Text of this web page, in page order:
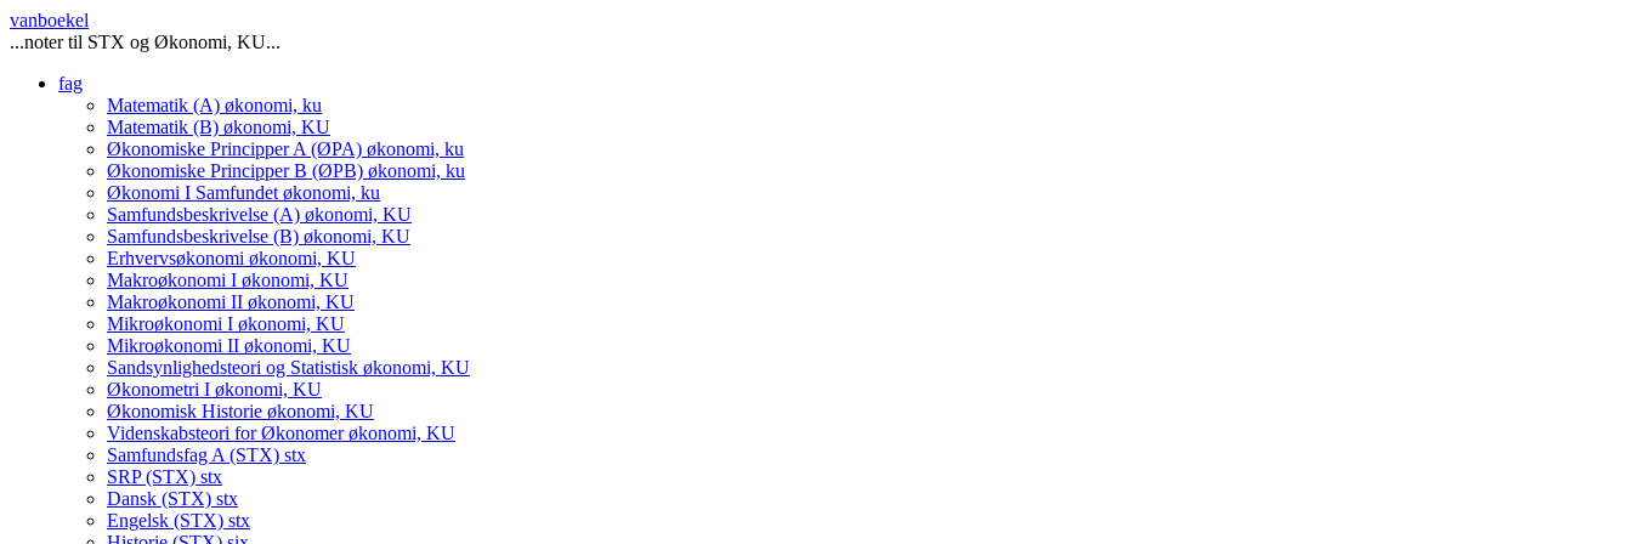
vanboekel
...noter til STX og Økonomi, KU...
fag
Matematik (A) økonomi, ku
Matematik (B) økonomi, KU
Økonomiske Principper A (ØPA) økonomi, ku
Økonomiske Principper B (ØPB) økonomi, ku
Økonomi I Samfundet økonomi, ku
Samfundsbeskrivelse (A) økonomi, KU
Samfundsbeskrivelse (B) økonomi, KU
Erhvervsøkonomi økonomi, KU
Makroøkonomi I økonomi, KU
Makroøkonomi II økonomi, KU
Mikroøkonomi I økonomi, KU
Mikroøkonomi II økonomi, KU
Sandsynlighedsteori og Statistisk økonomi, KU
Økonometri I økonomi, KU
Økonomisk Historie økonomi, KU
Videnskabsteori for Økonomerøkonomi, KU
Samfundsfag A (STX) stx
SRP (STX) stx
Dansk (STX) stx
Engelsk (STX) stx